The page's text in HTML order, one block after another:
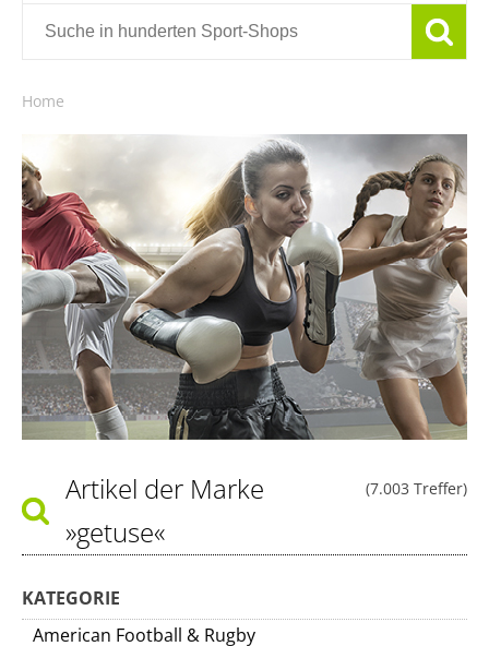
Home
(7.003 Treffer)
Artikel der Marke
»getuse«
KATEGORIE
American Football & Rugby